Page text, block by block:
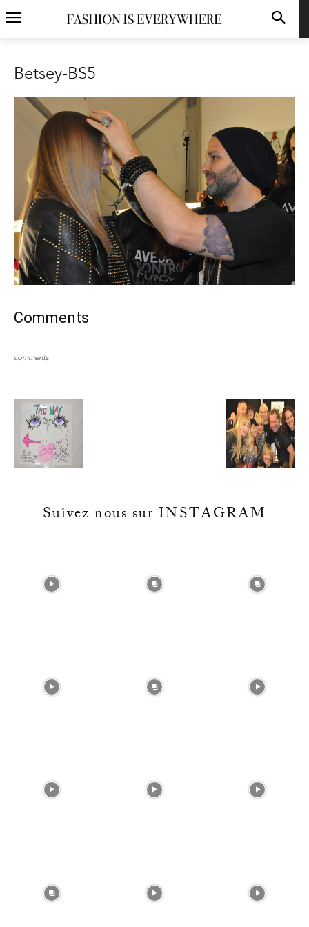
Betsey-BS5
Comments
comments
Suivez nous sur INSTAGRAM